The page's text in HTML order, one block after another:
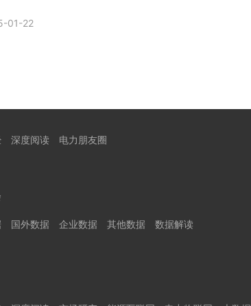
01-22
深度阅读 电力朋友圈
国外数据 企业数据 其他数据 数据解读